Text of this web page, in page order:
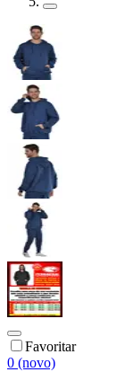
Favoritar
0 (novo)